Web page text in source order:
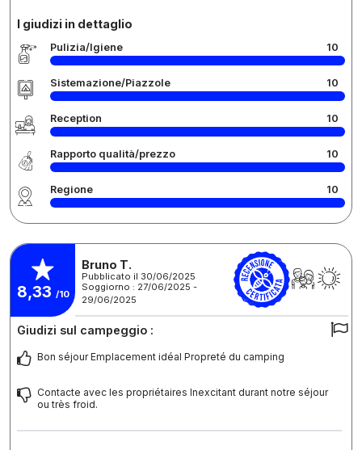
I giudizi in dettaglio
Pulizia/Igiene 10
Sistemazione/Piazzole 10
Reception 10
Rapporto qualità/prezzo 10
Regione 10
8,33 /10
Bruno T.
Pubblicato il 30/06/2025
Soggiorno : 27/06/2025 -
29/06/2025
Giudizi sul campeggio :
Bon séjour Emplacement idéal Propreté du camping
Contacte avec les propriétaires Inexcitant durant notre séjour
ou très froid.